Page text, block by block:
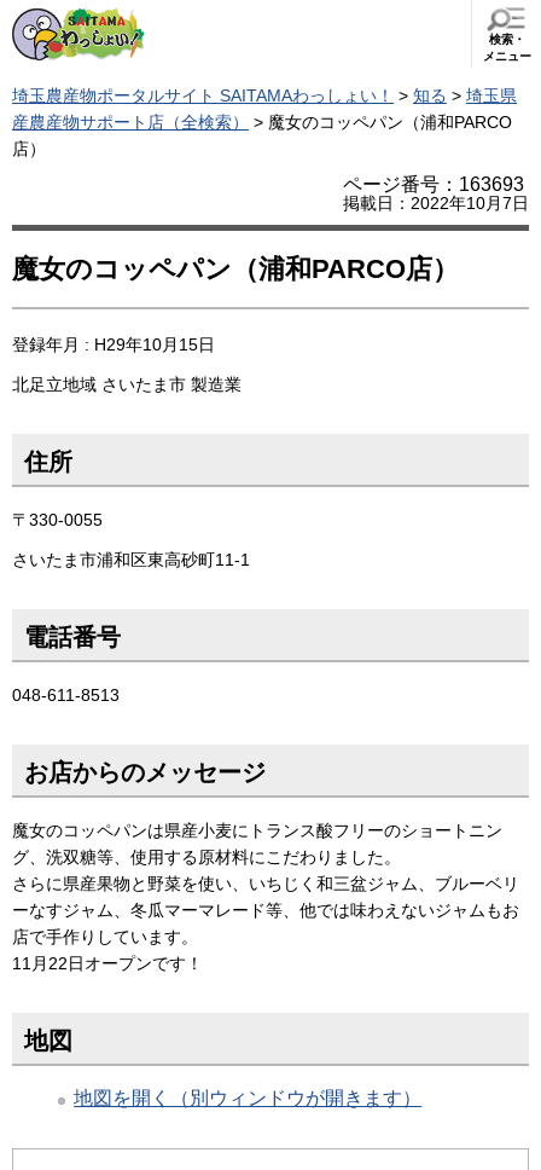
検索・
メニュー
埼玉農産物ポータルサイト SAITAMAわっしょい！ > 知る > 埼玉県
産農産物サポート店（全検索）
> 魔女のコッペパン（浦和PARCO
店）
ページ番号：163693
掲載日：2022年10月7日
魔女のコッペパン（浦和PARCO店）
登録年月 : H29年10月15日
北足立地域 さいたま市 製造業
住所
〒330-0055
さいたま市浦和区東高砂町11-1
電話番号
048-611-8513
お店からのメッセージ
魔女のコッペパンは県産小麦にトランス酸フリーのショートニン
グ、洗双糖等、使用する原材料にこだわりました。
さらに県産果物と野菜を使い、いちじく和三盆ジャム、ブルーベリ
ーなすジャム、冬瓜マーマレード等、他では味わえないジャムもお
店で手作りしています。
11月22日オープンです！
地図
地図を開く（別ウィンドウが開きます）